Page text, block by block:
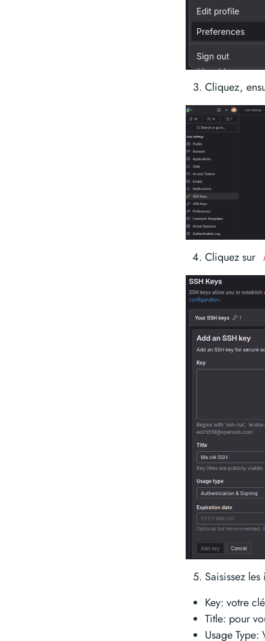
Cliquez,
Cliquez sur
Saisissez
Key: votre
Title: pour
Usage